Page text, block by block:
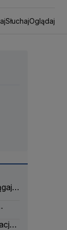
SłuchajOglądaj